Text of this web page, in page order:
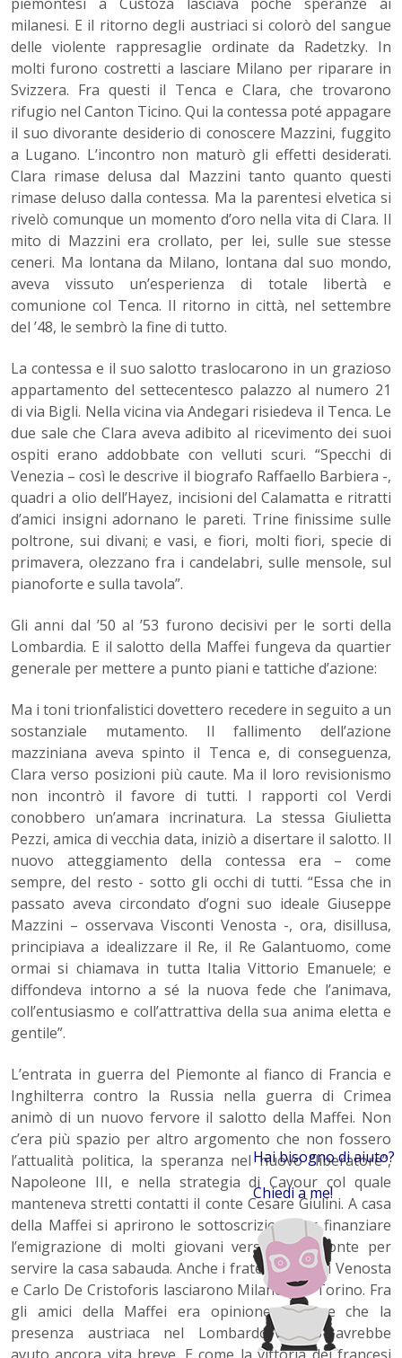
milanesi. E il ritorno degli austriaci si colorò del sangue
delle violente rappresaglie ordinate da Radetzky. In
molti furono costretti a lasciare Milano per riparare in
Svizzera. Fra questi il Tenca e Clara, che trovarono
rifugio nel Canton Ticino. Qui la contessa poté appagare
il suo divorante desiderio di conoscere Mazzini, fuggito
a Lugano. L’incontro non maturò gli effetti desiderati.
Clara rimase delusa dal Mazzini tanto quanto questi
rimase deluso dalla contessa. Ma la parentesi elvetica si
rivelò comunque un momento d’oro nella vita di Clara. Il
mito di Mazzini era crollato, per lei, sulle sue stesse
ceneri. Ma lontana da Milano, lontana dal suo mondo,
aveva vissuto un’esperienza di totale libertà e
comunione col Tenca. Il ritorno in città, nel settembre
del ’48, le sembrò la fine di tutto.
La contessa e il suo salotto traslocarono in un grazioso
appartamento del settecentesco palazzo al numero 21
di via Bigli. Nella vicina via Andegari risiedeva il Tenca. Le
due sale che Clara aveva adibito al ricevimento dei suoi
ospiti erano addobbate con velluti scuri. “Specchi di
Venezia – così le descrive il biografo Raffaello Barbiera -,
quadri a olio dell’Hayez, incisioni del Calamatta e ritratti
d’amici insigni adornano le pareti. Trine finissime sulle
poltrone, sui divani; e vasi, e fiori, molti fiori, specie di
primavera, olezzano fra i candelabri, sulle mensole, sul
pianoforte e sulla tavola”.
Gli anni dal ’50 al ’53 furono decisivi per le sorti della
Lombardia. E il salotto della Maffei fungeva da quartier
generale per mettere a punto piani e tattiche d’azione:
Ma i toni trionfalistici dovettero recedere in seguito a un
sostanziale mutamento. Il fallimento dell’azione
mazziniana aveva spinto il Tenca e, di conseguenza,
Clara verso posizioni più caute. Ma il loro revisionismo
non incontrò il favore di tutti. I rapporti col Verdi
conobbero un’amara incrinatura. La stessa Giulietta
Pezzi, amica di vecchia data, iniziò a disertare il salotto. Il
nuovo atteggiamento della contessa era – come
sempre, del resto - sotto gli occhi di tutti. “Essa che in
passato aveva circondato d’ogni suo ideale Giuseppe
Mazzini – osservava Visconti Venosta -, ora, disillusa,
principiava a idealizzare il Re, il Re Galantuomo, come
ormai si chiamava in tutta Italia Vittorio Emanuele; e
diffondeva intorno a sé la nuova fede che l’animava,
coll’entusiasmo e coll’attrattiva della sua anima eletta e
gentile”.
L’entrata in guerra del Piemonte al fianco di Francia e
Inghilterra contro la Russia nella guerra di Crimea
animò di un nuovo fervore il salotto della Maffei. Non
c’era più spazio per altro argomento che non fossero
l’attualità politica, la speranza nel nuovo “liberatore”,
Napoleone III, e nella strategia di Cavour col quale
manteneva stretti contatti il conte Cesare Giulini. A casa
della Maffei si aprirono le sottoscrizioni per finanziare
l’emigrazione di molti giovani verso il Piemonte per
servire la casa sabauda. Anche i fratelli Visconti Venosta
e Carlo De Cristoforis lasciarono Milano per Torino. Fra
gli amici della Maffei era opinione comune che la
presenza austriaca nel Lombardo-Veneto avrebbe
Hai bisogno di aiuto?
Chiedi a me!